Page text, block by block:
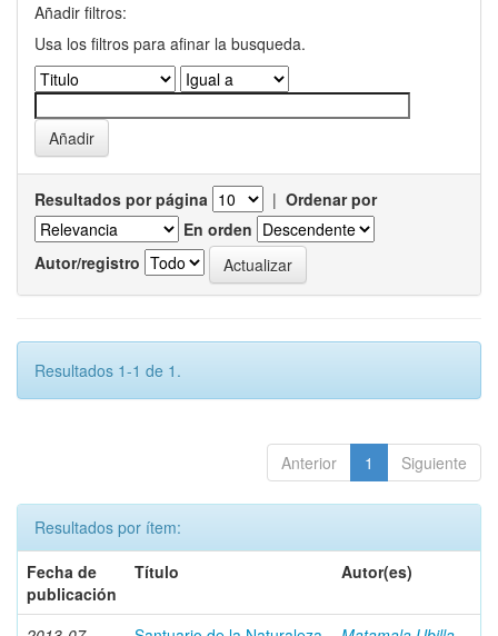
Añadir filtros:
Usa los filtros para afinar la busqueda.
Resultados por página | Ordenar por
En orden
Autor/registro
Resultados 1-1 de 1.
Anterior 1 Siguiente
Resultados por ítem:
Fecha de
publicación
Título Autor(es)